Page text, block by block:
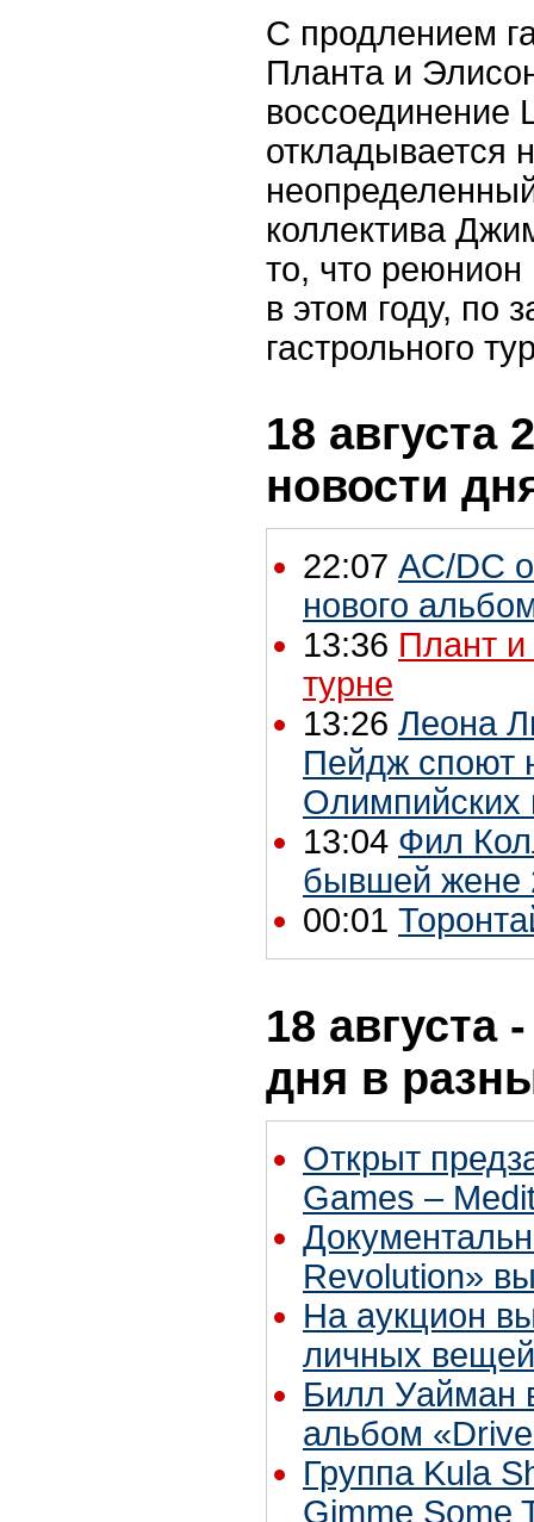
С продлением
Планта и
воссоединение
откладывается
коллектива
то, что реюнион
в этом году, по
гастрольного
18 августа
новости
22:07 AC/DC
нового
13:36 Плант и
турне
13:26 Леона
Пейдж споют
Олимпийских
13:04 Фил
бывшей жене
00:01
18 августа
дня в
Открыт
Games –
Revolution»
На аукцион
личных
Билл Уайман
альбом
Группа Kula
Gimme Some